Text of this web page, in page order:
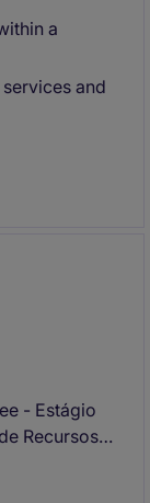
a
and
- Estágio
Recursos